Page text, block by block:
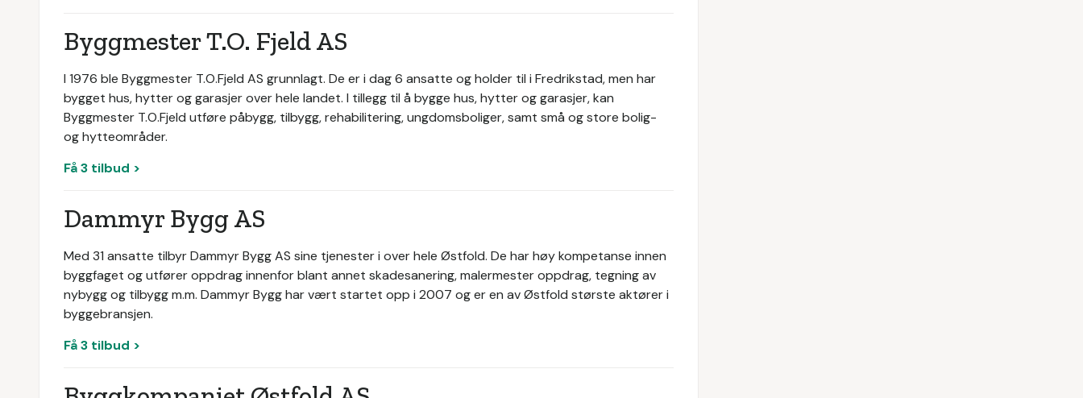
Byggmester T.O. Fjeld AS
I 1976 ble Byggmester T.O.Fjeld AS grunnlagt. De er i dag 6 ansatte og holder til i Fredrikstad, men har
bygget hus, hytter og garasjer over hele landet. I tillegg til å bygge hus, hytter og garasjer, kan
Byggmester T.O.Fjeld utføre påbygg, tilbygg, rehabilitering, ungdomsboliger, samt små og store bolig-
og hytteområder.
Få 3 tilbud >
Dammyr Bygg AS
Med 31 ansatte tilbyr Dammyr Bygg AS sine tjenester i over hele Østfold. De har høy kompetanse innen
byggfaget og utfører oppdrag innenfor blant annet skadesanering, malermester oppdrag, tegning av
nybygg og tilbygg m.m. Dammyr Bygg har vært startet opp i 2007 og er en av Østfold største aktører i
byggebransjen.
Få 3 tilbud >